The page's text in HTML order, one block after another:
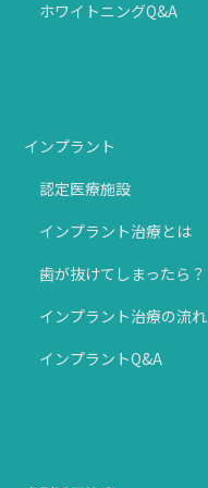
ホワイトニングQ&A
インプラント
認定医療施設
インプラント治療とは
歯が抜けてしまったら？
インプラント治療の流れ
インプラントQ&A